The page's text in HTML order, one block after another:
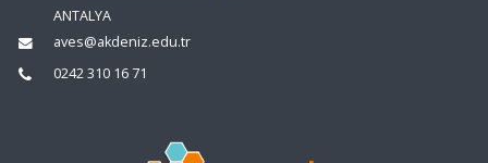
ANTALYA
aves@akdeniz.edu.tr
0242 310 16 71